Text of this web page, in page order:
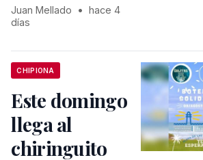
Juan Mellado •
hace 4
días
CHIPIONA
Este domingo
llega al
chiringuito